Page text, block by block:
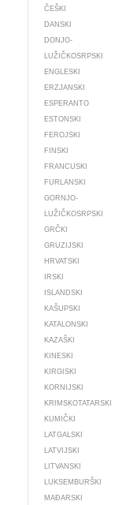
ČEŠKI
DANSKI
DONJO­
LUŽIČKOSRPSKI
ENGLESKI
ERZJANSKI
ESPERANTO
ESTONSKI
FEROJSKI
FINSKI
FRANCUSKI
FURLANSKI
GORNJO­
LUŽIČKOSRPSKI
GRČKI
GRUZIJSKI
HRVATSKI
IRSKI
ISLANDSKI
KAŠUPSKI
KATALONSKI
KAZAŠKI
KINESKI
KIRGISKI
KORNIJSKI
KRIMSKOTATARSKI
KUMIČKI
LATGALSKI
LATVIJSKI
LITVANSKI
LUKSEMBURŠKI
MAĐARSKI